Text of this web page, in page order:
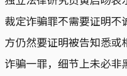
裁定诈骗罪不需要证明
方仍然要证明被告知悉
诈骗一罪，细节上未必非